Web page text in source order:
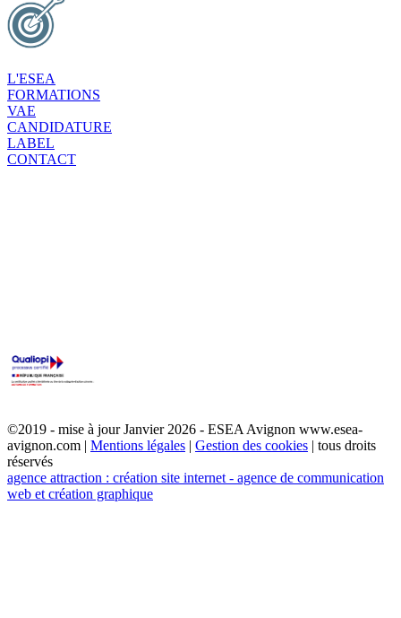
L'ESEA
FORMATIONS
VAE
CANDIDATURE
LABEL
CONTACT
©2019 - mise à jour Janvier 2026 - ESEA Avignon www.esea-
avignon.com | Mentions légales | Gestion des cookies | tous droits
réservés
agence attraction : création site internet - agence de communication
web et création graphique